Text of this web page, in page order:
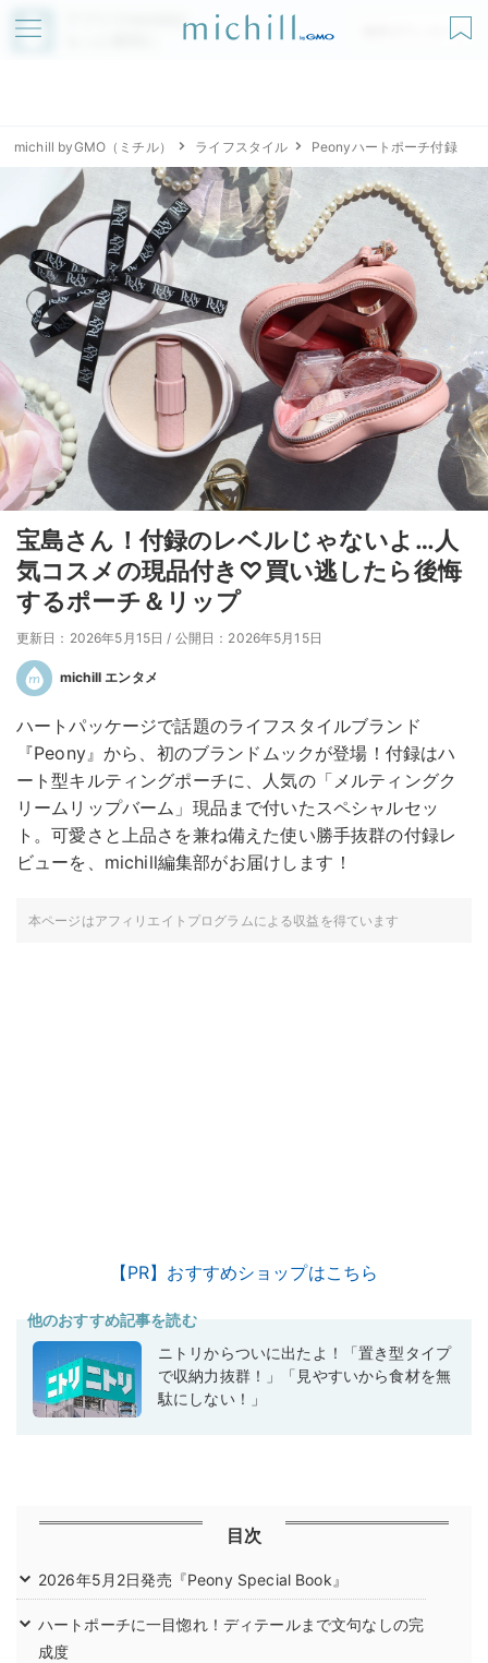
アプリでmichillが
無料ダウンロード
michill byGMO（ミチル） ライフスタイル Peonyハートポーチ付録
宝島さん！付録のレベルじゃないよ…人
気コスメの現品付き♡買い逃したら後悔
するポーチ＆リップ
更新日：2026年5月15日 / 公開日：2026年5月15日
michill エンタメ
ハートパッケージで話題のライフスタイルブランド
『Peony』から、初のブランドムックが登場！付録はハ
ート型キルティングポーチに、人気の「メルティングク
リームリップバーム」現品まで付いたスペシャルセッ
ト。可愛さと上品さを兼ね備えた使い勝手抜群の付録レ
ビューを、michill編集部がお届けします！
本ページはアフィリエイトプログラムによる収益を得ています
【PR】おすすめショップはこちら
他のおすすめ記事を読む
ニトリからついに出たよ！「置き型タイプ
で収納力抜群！」「見やすいから食材を無
駄にしない！」
目次
2026年5月2日発売『Peony Special Book』
ハートポーチに一目惚れ！ディテールまで文句なしの完
成度